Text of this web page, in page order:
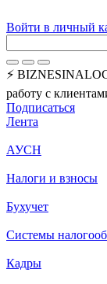
Войти в личный
⚡
работу с
Подписаться
Лента
АУСН
Налоги и взносы
Бухучет
Системы
Кадры